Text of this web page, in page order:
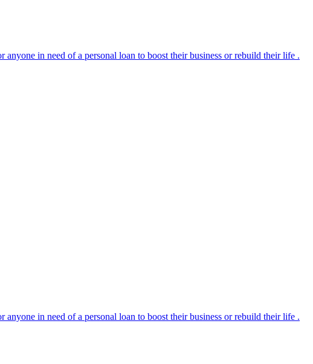
in need of a personal loan to boost their business or rebuild their life .
in need of a personal loan to boost their business or rebuild their life .